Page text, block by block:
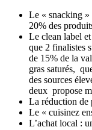
Le « snacking »
20% des
Le clean label
que 2 finalistes
de 15% de la
gras saturés,
des sources
deux propose
La réduction de
Le « cuisinez
L’achat local :